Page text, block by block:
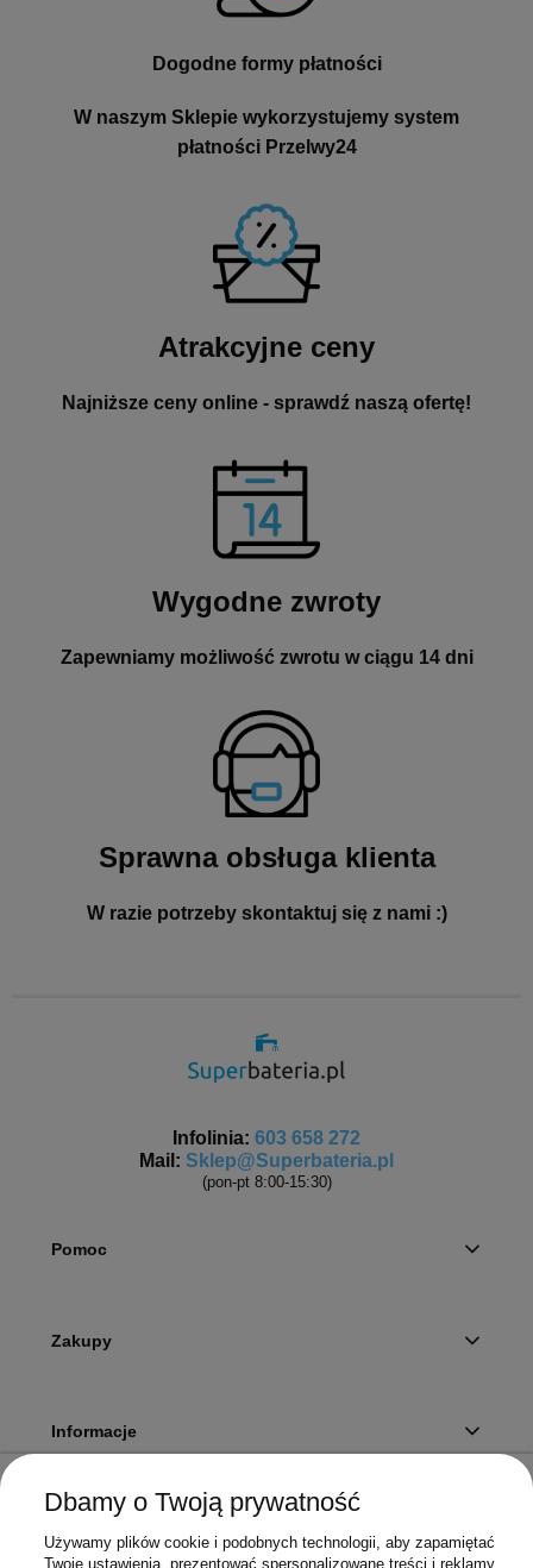
Dogodne formy płatności
W naszym Sklepie wykorzystujemy system
płatności Przelwy24
Atrakcyjne ceny
Najniższe ceny online - sprawdź naszą ofertę!
Wygodne zwroty
Zapewniamy możliwość zwrotu w ciągu 14 dni
Sprawna obsługa klienta
W razie potrzeby skontaktuj się z nami :)
Infolinia: 603 658 272
Mail: Sklep@Superbateria.pl
(pon-pt 8:00-15:30)
Pomoc
Zakupy
Informacje
Twoje konto
Dbamy o Twoją prywatność
Używamy plików cookie i podobnych technologii, aby zapamiętać
Twoje ustawienia, prezentować spersonalizowane treści i reklamy